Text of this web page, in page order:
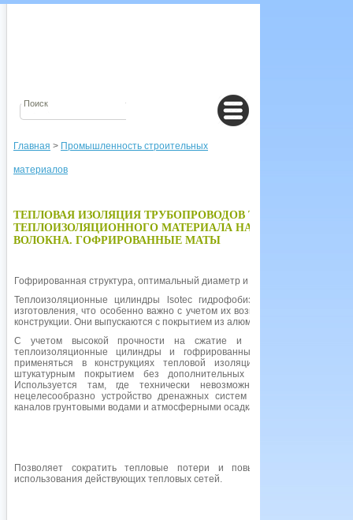
Главная > Промышленность строительных
материалов
ТЕПЛОВАЯ ИЗОЛЯЦИЯ ТРУБОПРОВОДОВ
ТЕПЛОИЗОЛЯЦИОННОГО МАТЕРИАЛА НА ОСНОВЕ
ВОЛОКНА. ГОФРИРОВАННЫЕ МАТЫ
Гофрированная структура, оптимальный диаметр и упругость волокон.
Теплоизоляционные цилиндры lsotec гидрофобизированы в процессе
изготовления, что особенно важно с учетом их возможного увлажнения в
конструкции. Они выпускаются с покрытием из алюминиевой фольги.
С учетом высокой прочности на сжатие и форме стабильности
теплоизоляционные цилиндры и гофрированные маты lsotec могут
применяться в конструкциях тепловой изоляции трубопроводов со
штукатурным покрытием без дополнительных опорных элементов.
Используется там, где технически невозможно или экономически
нецелесообразно устройство дренажных систем для предотвращения
каналов грунтовыми водами и атмосферными осадкам
Позволяет сократить тепловые потери и повысить эффективность
использования действующих тепловых сетей.